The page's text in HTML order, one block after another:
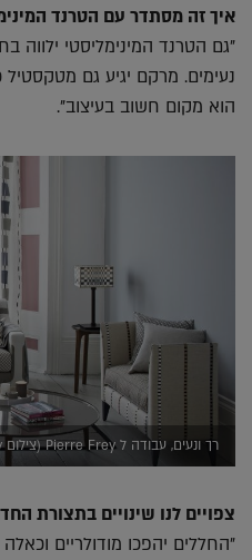
איך זה מסתדר עם הטרנד
"גם הטרנד המינימליסטי ילווה
נעימים. מרקם יגיע גם מטקסטיל
הוא מקום חשוב בעיצוב".
רך ונעים, עבודה ל Pierre Frey (צילום Jon Day)
צפויים לנו שינויים בתצורת
"החללים יהפכו מודולריים